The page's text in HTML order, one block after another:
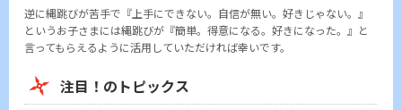
逆に縄跳びが苦手で『上手にできない。自信が無い。好きじゃない。』
というお子さまには縄跳びが『簡単。得意になる。好きになった。』と
言ってもらえるように活用していただければ幸いです。
注目！のトピックス